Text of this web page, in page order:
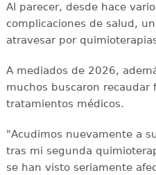
Al parecer, desde hace
complicaciones de salud,
atravesar por
A mediados de 2026,
muchos buscaron recaudar
tratamientos médicos.
"Acudimos nuevamente a
tras mi segunda
se han visto seriamente